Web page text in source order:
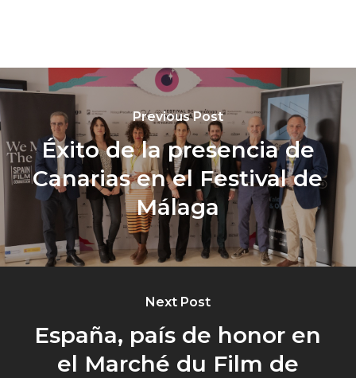
Previous Post
Éxito de la presencia de
Canarias en el Festival de
Málaga
Next Post
España, país de honor en
el Marché du Film de